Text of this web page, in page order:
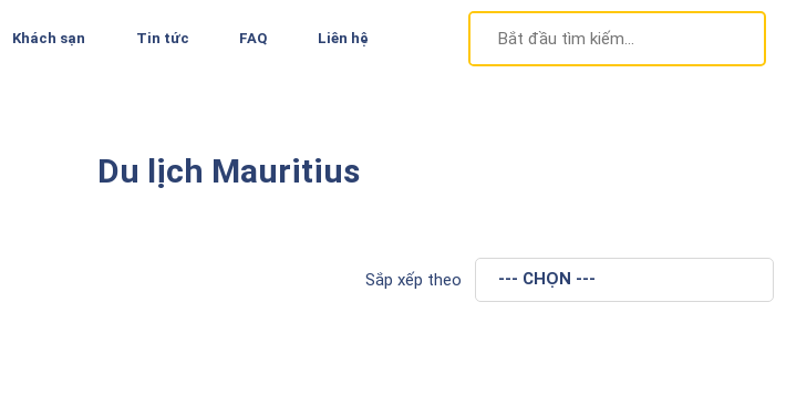
Khách sạn Tin tức FAQ Liên hệ
Du lịch Mauritius
Sắp xếp theo